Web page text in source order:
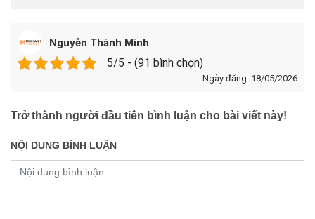
Nguyễn Thành Minh
5/5 - (91 bình chọn)
Ngày đăng: 18/05/2026
Trở thành người đầu tiên bình luận cho bài viết này!
NỘI DUNG BÌNH LUẬN